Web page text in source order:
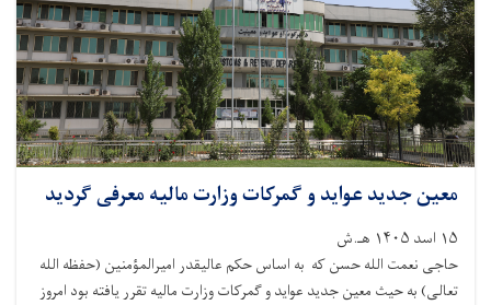
معین جدید عواید و گمرکات وزارت مالیه معرفی گردید
۱۵ اسد ۱۴۰۵ هـ.ش
حاجی نعمت الله حسن که به اساس حکم عالیقدر امیرالمؤمنین (حفظه الله
تعالی) به حیث معین جدید عواید و گمرکات وزارت مالیه تقرر یافته بود امروز